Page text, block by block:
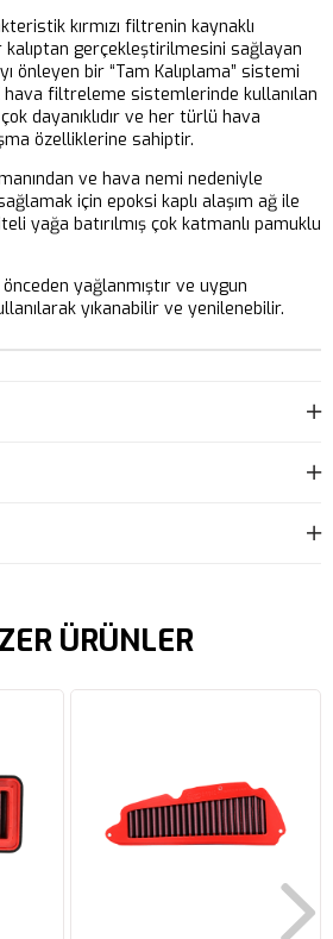
kırmızı filtrenin kaynaklı
gerçekleştirilmesini sağlayan
önleyen bir “Tam Kalıplama” sistemi
hava filtreleme sistemlerinde kullanılan
dayanıklıdır ve her türlü hava
özelliklerine sahiptir.
ve hava nemi nedeniyle
için epoksi kaplı alaşım ağ ile
yağa batırılmış çok katmanlı pamuklu
yağlanmıştır ve uygun
yıkanabilir ve yenilenebilir.
ÜRÜNLER